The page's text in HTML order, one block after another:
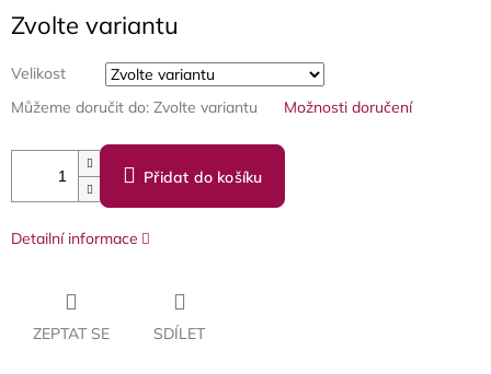
cena:
Zvolte variantu
Velikost
Můžeme doručit do: Zvolte variantu Možnosti doručení
Přidat do košíku
Detailní informace
ZEPTAT SE SDÍLET